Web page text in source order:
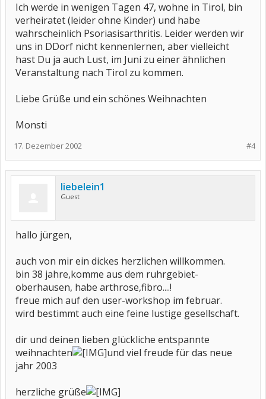
Ich werde in wenigen Tagen 47, wohne in Tirol, bin
verheiratet (leider ohne Kinder) und habe
wahrscheinlich Psoriasisarthritis. Leider werden wir
uns in DDorf nicht kennenlernen, aber vielleicht
hast Du ja auch Lust, im Juni zu einer ähnlichen
Veranstaltung nach Tirol zu kommen.
Liebe Grüße und ein schönes Weihnachten
Monsti
#4
17. Dezember 2002
liebelein1
Guest
hallo jürgen,
auch von mir ein dickes herzlichen willkommen.
bin 38 jahre,komme aus dem ruhrgebiet-
oberhausen, habe arthrose,fibro....!
freue mich auf den user-workshop im februar.
wird bestimmt auch eine feine lustige gesellschaft.
dir und deinen lieben glückliche entspannte
weihnachten
und viel freude für das neue
jahr 2003
herzliche grüße